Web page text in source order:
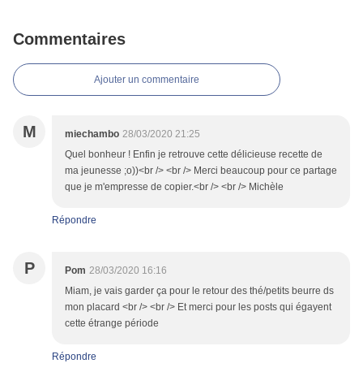
Commentaires
Ajouter un commentaire
M miechambo 28/03/2020 21:25
Quel bonheur ! Enfin je retrouve cette délicieuse recette de
ma jeunesse ;o))<br /> <br /> Merci beaucoup pour ce partage
que je m'empresse de copier.<br /> <br /> Michèle
Répondre
P Pom 28/03/2020 16:16
Miam, je vais garder ça pour le retour des thé/petits beurre ds
mon placard <br /> <br /> Et merci pour les posts qui égayent
cette étrange période
Répondre